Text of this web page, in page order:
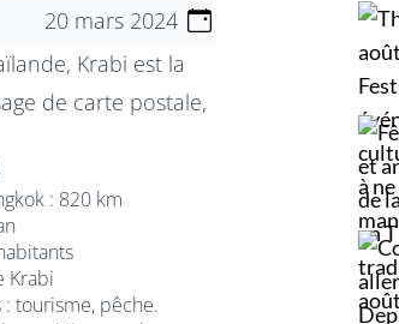
20 mars 2024
Krabi est la
de carte postale,
: 820 km
Krabi
tourisme, pêche.